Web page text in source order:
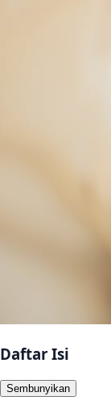
Daftar Isi
Sembunyikan